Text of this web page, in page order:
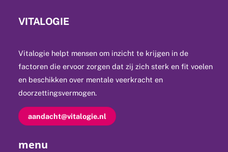
VITALOGIE
Vitalogie helpt mensen om inzicht te krijgen in de
factoren die ervoor zorgen dat zij zich sterk en fit voelen
en beschikken over mentale veerkracht en
doorzettingsvermogen.
aandacht@vitalogie.nl
menu